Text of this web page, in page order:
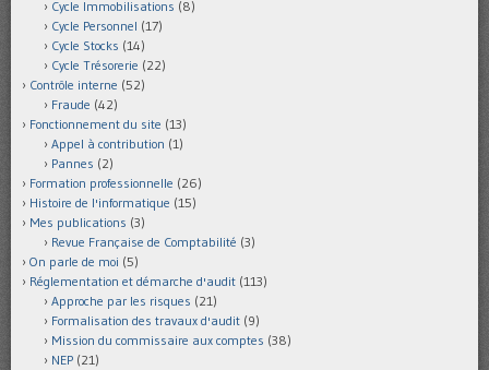
Cycle Immobilisations (8)
Cycle Personnel (17)
Cycle Stocks (14)
Cycle Trésorerie (22)
Contrôle interne (52)
Fraude (42)
Fonctionnement du site (13)
Appel à contribution (1)
Pannes (2)
Formation professionnelle (26)
Histoire de l'informatique (15)
Mes publications (3)
Revue Française de Comptabilité (3)
On parle de moi (5)
Réglementation et démarche d'audit (113)
Approche par les risques (21)
Formalisation des travaux d'audit (9)
Mission du commissaire aux comptes (38)
NEP (21)